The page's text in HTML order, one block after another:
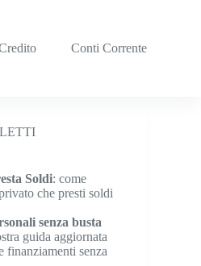
Conti Corrente
Soldi: come
che presti soldi
senza busta
guida aggiornata
finanziamenti senza